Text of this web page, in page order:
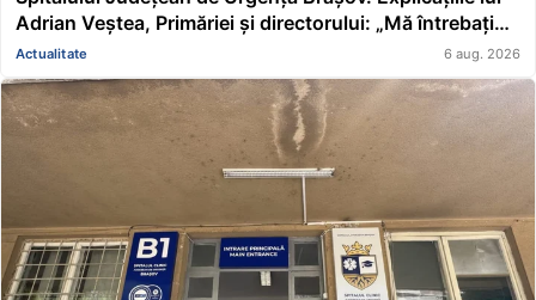
Adrian Veștea, Primăriei și directorului: „Mă întrebați
pe mine de ce nu s-au renovat în ultimii 36 de ani?”
Actualitate 6 aug. 2026